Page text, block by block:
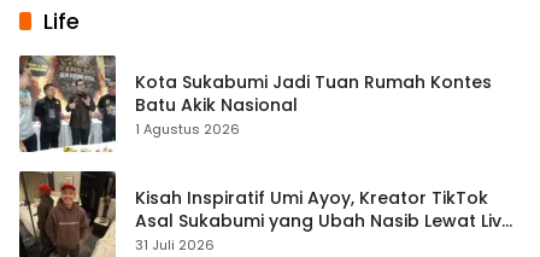
Life
Kota Sukabumi Jadi Tuan Rumah Kontes
Batu Akik Nasional
1 Agustus 2026
Kisah Inspiratif Umi Ayoy, Kreator TikTok
Asal Sukabumi yang Ubah Nasib Lewat Live
Streaming
31 Juli 2026